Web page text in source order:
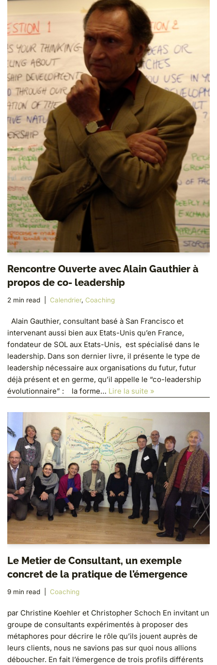
Rencontre Ouverte avec Alain Gauthier à
propos de co- leadership
2 min read Calendrier, Coaching
Alain Gauthier, consultant basé à San Francisco et
intervenant aussi bien aux Etats-Unis qu’en France,
fondateur de SOL aux Etats-Unis, est spécialisé dans le
leadership. Dans son dernier livre, il présente le type de
leadership nécessaire aux organisations du futur, futur
déjà présent et en germe, qu’il appelle le “co-leadership
évolutionnaire” : la forme… Lire la suite »
Le Metier de Consultant, un exemple
concret de la pratique de l’émergence
9 min read Coaching
par Christine Koehler et Christopher Schoch En invitant un
groupe de consultants expérimentés à proposer des
métaphores pour décrire le rôle qu’ils jouent auprès de
leurs clients, nous ne savions pas sur quoi nous allions
déboucher. En fait l’émergence de trois profils différents